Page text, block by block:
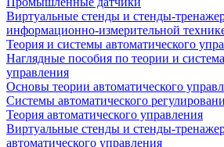
Виртуальные стенды и стенды-
информационно-измерительной
Теория и системы автоматического
Наглядные пособия по теории и
управления
Основы теории автоматического
Системы автоматического
Теория автоматического управления
Виртуальные стенды и стенды-
автоматического управления